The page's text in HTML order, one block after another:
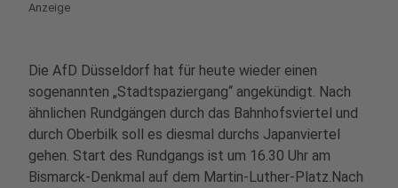
Anzeige
Die AfD Düsseldorf hat für heute wieder einen
sogenannten „Stadtspaziergang“ angekündigt. Nach
ähnlichen Rundgängen durch das Bahnhofsviertel und
durch Oberbilk soll es diesmal durchs Japanviertel
gehen. Start des Rundgangs ist um 16.30 Uhr am
Bismarck-Denkmal auf dem Martin-Luther-Platz.Nach